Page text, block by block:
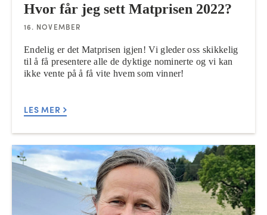
Hvor får jeg sett Matprisen 2022?
16. NOVEMBER
Endelig er det Matprisen igjen! Vi gleder oss skikkelig
til å få presentere alle de dyktige nominerte og vi kan
ikke vente på å få vite hvem som vinner!
LES MER